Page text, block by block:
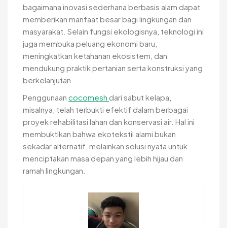
bagaimana inovasi sederhana berbasis alam dapat
memberikan manfaat besar bagi lingkungan dan
masyarakat. Selain fungsi ekologisnya, teknologi ini
juga membuka peluang ekonomi baru,
meningkatkan ketahanan ekosistem, dan
mendukung praktik pertanian serta konstruksi yang
berkelanjutan.
Penggunaan cocomesh dari sabut kelapa,
misalnya, telah terbukti efektif dalam berbagai
proyek rehabilitasi lahan dan konservasi air. Hal ini
membuktikan bahwa ekotekstil alami bukan
sekadar alternatif, melainkan solusi nyata untuk
menciptakan masa depan yang lebih hijau dan
ramah lingkungan.